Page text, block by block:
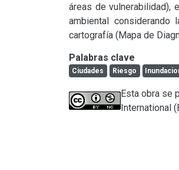
áreas de vulnerabilidad),
ambiental
cartografía (Mapa de
Palabras clave
Ciudades Riesgo
Esta obra se
International